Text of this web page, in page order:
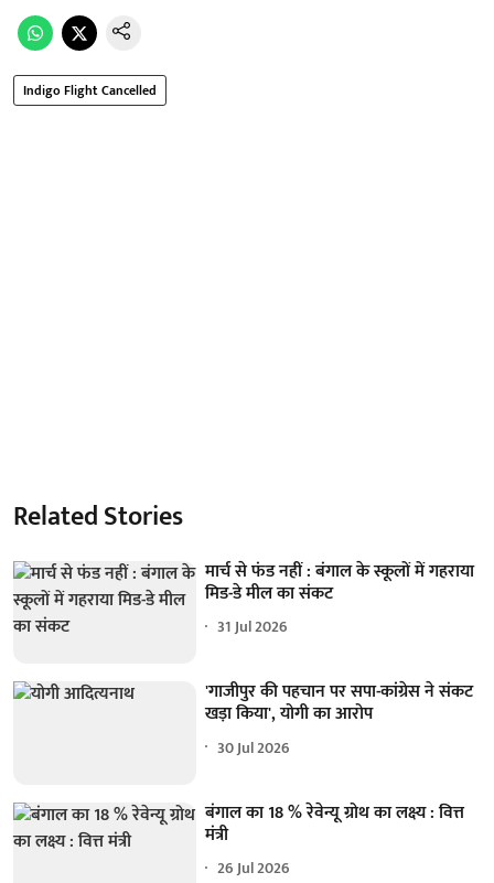
Indigo Flight Cancelled
Related Stories
मार्च से फंड नहीं : बंगाल के स्कूलों में गहराया
मिड-डे मील का संकट
31 Jul 2026
'गाजीपुर की पहचान पर सपा-कांग्रेस ने संकट
खड़ा किया', योगी का आरोप
30 Jul 2026
बंगाल का 18 % रेवेन्यू ग्रोथ का लक्ष्य : वित्त
मंत्री
26 Jul 2026